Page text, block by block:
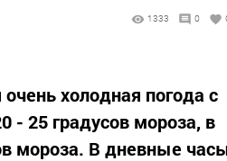
1333 0
холодная погода с
25 градусов мороза, в
мороза. В дневные